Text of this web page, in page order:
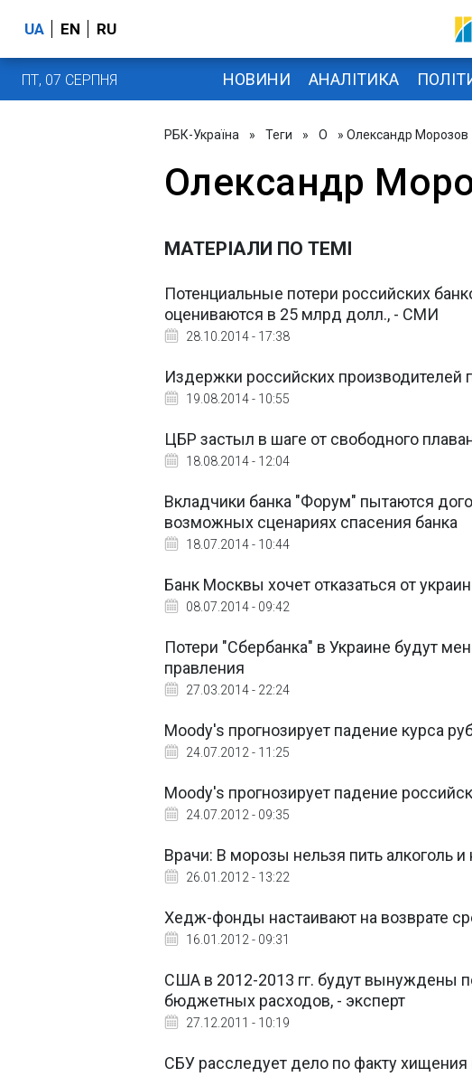
UA EN RU
ПТ, 07 СЕРПНЯ НОВИНИ АНАЛІТИКА
РБК-Україна » Теги » О » Олександр Морозов
Олександр
МАТЕРІАЛИ ПО ТЕМІ
Потенциальные потери российских
оцениваются в 25 млрд долл., - СМИ
28.10.2014 - 17:38
Издержки российских производителей
19.08.2014 - 10:55
ЦБР застыл в шаге от свободного
18.08.2014 - 12:04
Вкладчики банка "Форум" пытаются
возможных сценариях спасения банка
18.07.2014 - 10:44
Банк Москвы хочет отказаться от
08.07.2014 - 09:42
Потери "Сбербанка" в Украине будут
правления
27.03.2014 - 22:24
Moody's прогнозирует падение курса
24.07.2012 - 11:25
Moody's прогнозирует падение
24.07.2012 - 09:35
Врачи: В морозы нельзя пить алкоголь и
26.01.2012 - 13:22
Хедж-фонды настаивают на возврате
16.01.2012 - 09:31
США в 2012-2013 гг. будут вынуждены
бюджетных расходов, - эксперт
27.12.2011 - 10:19
СБУ расследует дело по факту хищения